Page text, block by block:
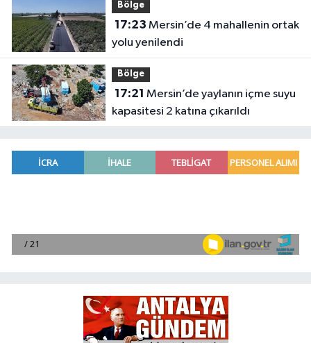
Bölge
17:23
yolu yenilendi
Bölge
17:21
kapasitesi 2 katına çıkarıldı